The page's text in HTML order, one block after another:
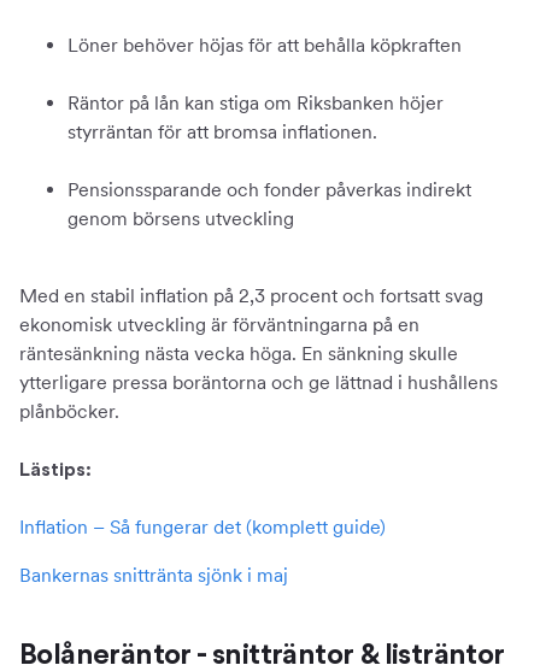
Löner behöver höjas för att behålla köpkraften
Räntor på lån kan stiga om Riksbanken höjer
styrräntan för att bromsa inflationen.
Pensionssparande och fonder påverkas indirekt
genom börsens utveckling
Med en stabil inflation på 2,3 procent och fortsatt svag
ekonomisk utveckling är förväntningarna på en
räntesänkning nästa vecka höga. En sänkning skulle
ytterligare pressa boräntorna och ge lättnad i hushållens
plånböcker.
Lästips:
Inflation – Så fungerar det (komplett guide)
Bankernas snittränta sjönk i maj
Bolåneräntor - snitträntor & listräntor